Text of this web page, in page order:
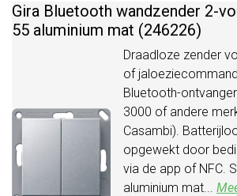
Gira Bluetooth wandzender 2-
55 aluminium mat (246226)
Draadloze zender
of
Bluetooth-
3000 of andere
Casambi).
opgewekt door
via de app of NFC.
aluminium mat...